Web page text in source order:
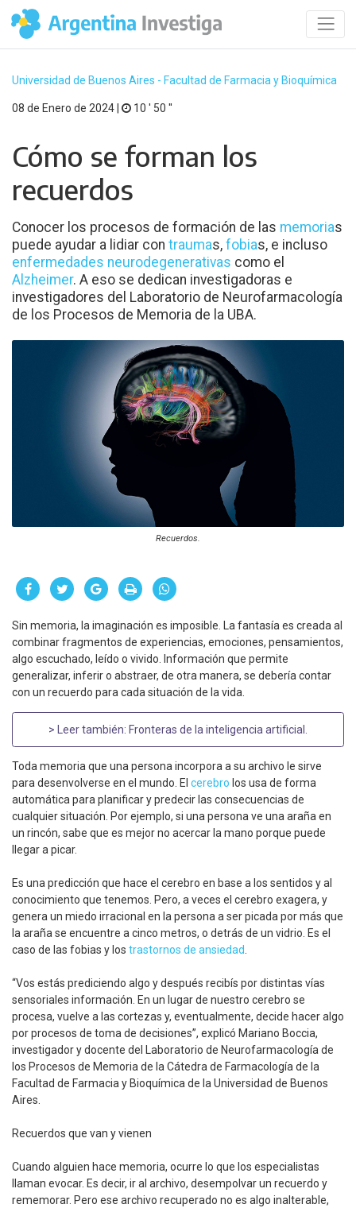
Universidad de Buenos Aires - Facultad de Farmacia y Bioquímica
08 de Enero de 2024 | 10 ′ 50 ′′
Cómo se forman los
recuerdos
Conocer los procesos de formación de las memorias
puede ayudar a lidiar con traumas, fobias, e incluso
enfermedades neurodegenerativas como el
Alzheimer. A eso se dedican investigadoras e
investigadores del Laboratorio de Neurofarmacología
de los Procesos de Memoria de la UBA.
Recuerdos.
Sin memoria, la imaginación es imposible. La fantasía es creada al
combinar fragmentos de experiencias, emociones, pensamientos,
algo escuchado, leído o vivido. Información que permite
generalizar, inferir o abstraer, de otra manera, se debería contar
con un recuerdo para cada situación de la vida.
> Leer también: Fronteras de la inteligencia artificial
Toda memoria que una persona incorpora a su archivo le sirve
para desenvolverse en el mundo. El cerebro los usa de forma
automática para planificar y predecir las consecuencias de
cualquier situación. Por ejemplo, si una persona ve una araña en
un rincón, sabe que es mejor no acercar la mano porque puede
llegar a picar.
Es una predicción que hace el cerebro en base a los sentidos y al
conocimiento que tenemos. Pero, a veces el cerebro exagera, y
genera un miedo irracional en la persona a ser picada por más que
la araña se encuentre a cinco metros, o detrás de un vidrio. Es el
caso de las fobias y los trastornos de ansiedad
“Vos estás prediciendo algo y después recibís por distintas vías
sensoriales información. En un lugar de nuestro cerebro se
procesa, vuelve a las cortezas y, eventualmente, decide hacer algo
por procesos de toma de decisiones”, explicó Mariano Boccia,
investigador y docente del Laboratorio de Neurofarmacología de
los Procesos de Memoria de la Cátedra de Farmacología de la
Facultad de Farmacia y Bioquímica de la Universidad de Buenos
Aires.
Recuerdos que van y vienen
Cuando alguien hace memoria, ocurre lo que los especialistas
llaman evocar. Es decir, ir al archivo, desempolvar un recuerdo y
rememorar. Pero ese archivo recuperado no es algo inalterable,